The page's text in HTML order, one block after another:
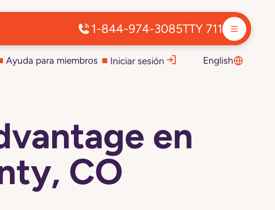
1-844-974-3085TTY 711
Ayuda para miembros Iniciar sesión English
en
CO